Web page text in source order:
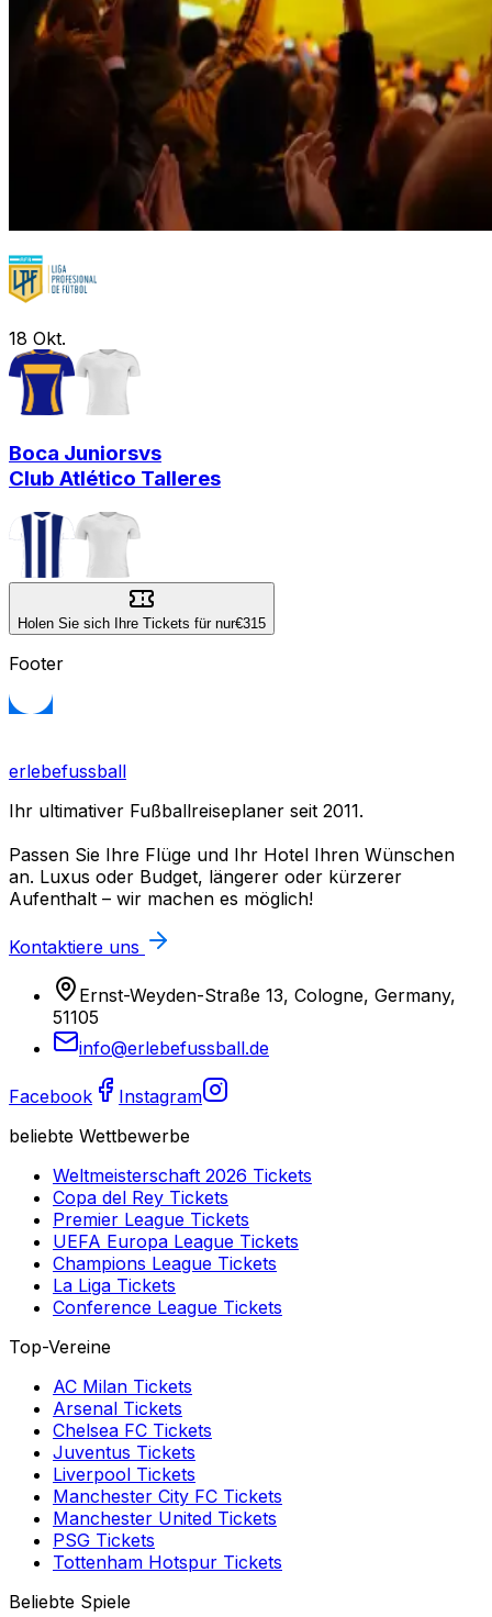
18 Okt.
Boca Juniorsvs
Club Atlético Talleres
Holen Sie sich Ihre Tickets für nur€315
Footer
erlebefussball
Ihr ultimativer Fußballreiseplaner seit 2011.
Passen Sie Ihre Flüge und Ihr Hotel Ihren Wünschen
an. Luxus oder Budget, längerer oder kürzerer
Aufenthalt – wir machen es möglich!
Kontaktiere uns
Ernst-Weyden-Straße 13, Cologne, Germany,
51105
info@erlebefussball.de
Facebook
Instagram
beliebte Wettbewerbe
Weltmeisterschaft 2026 Tickets
Copa del Rey Tickets
Premier League Tickets
UEFA Europa League Tickets
Champions League Tickets
La Liga Tickets
Conference League Tickets
Top-Vereine
AC Milan Tickets
Arsenal Tickets
Chelsea FC Tickets
Juventus Tickets
Liverpool Tickets
Manchester City FC Tickets
Manchester United Tickets
PSG Tickets
Tottenham Hotspur Tickets
Beliebte Spiele